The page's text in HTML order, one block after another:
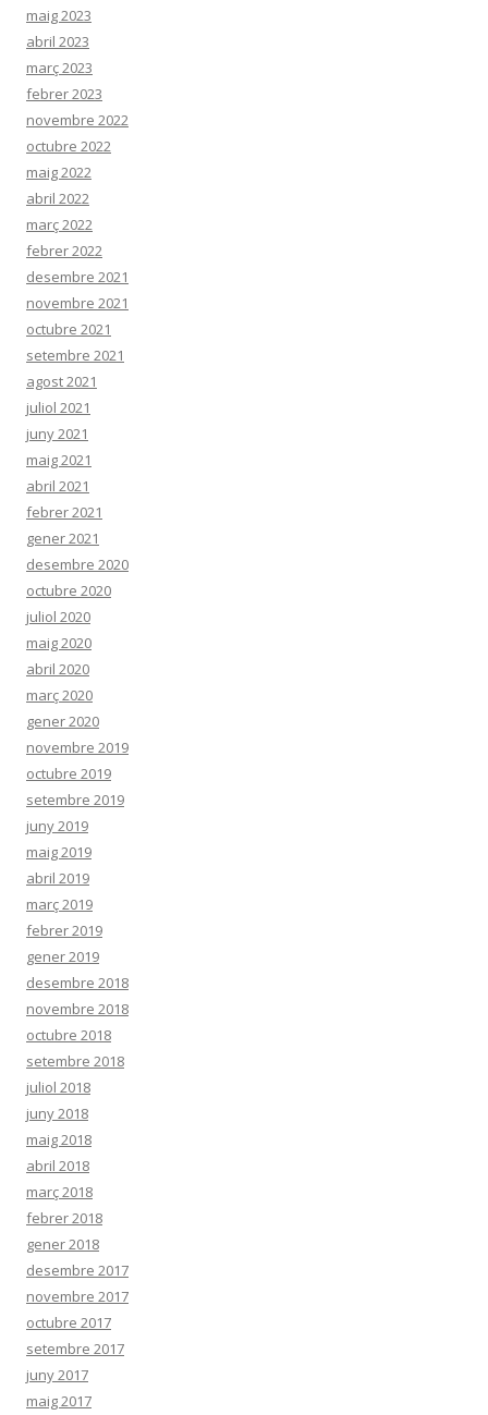
maig 2023
abril 2023
març 2023
febrer 2023
novembre 2022
octubre 2022
maig 2022
abril 2022
març 2022
febrer 2022
desembre 2021
novembre 2021
octubre 2021
setembre 2021
agost 2021
juliol 2021
juny 2021
maig 2021
abril 2021
febrer 2021
gener 2021
desembre 2020
octubre 2020
juliol 2020
maig 2020
abril 2020
març 2020
gener 2020
novembre 2019
octubre 2019
setembre 2019
juny 2019
maig 2019
abril 2019
març 2019
febrer 2019
gener 2019
desembre 2018
novembre 2018
octubre 2018
setembre 2018
juliol 2018
juny 2018
maig 2018
abril 2018
març 2018
febrer 2018
gener 2018
desembre 2017
novembre 2017
octubre 2017
setembre 2017
juny 2017
maig 2017